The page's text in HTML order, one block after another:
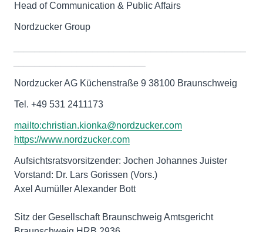
Head of Communication & Public Affairs
Nordzucker Group
Nordzucker AG Küchenstraße 9 38100 Braunschweig
Tel. +49 531 2411173
mailto:christian.kionka@nordzucker.com
https://www.nordzucker.com
Aufsichtsratsvorsitzender: Jochen Johannes Juister
Vorstand: Dr. Lars Gorissen (Vors.)
Axel Aumüller Alexander Bott
Sitz der Gesellschaft Braunschweig Amtsgericht